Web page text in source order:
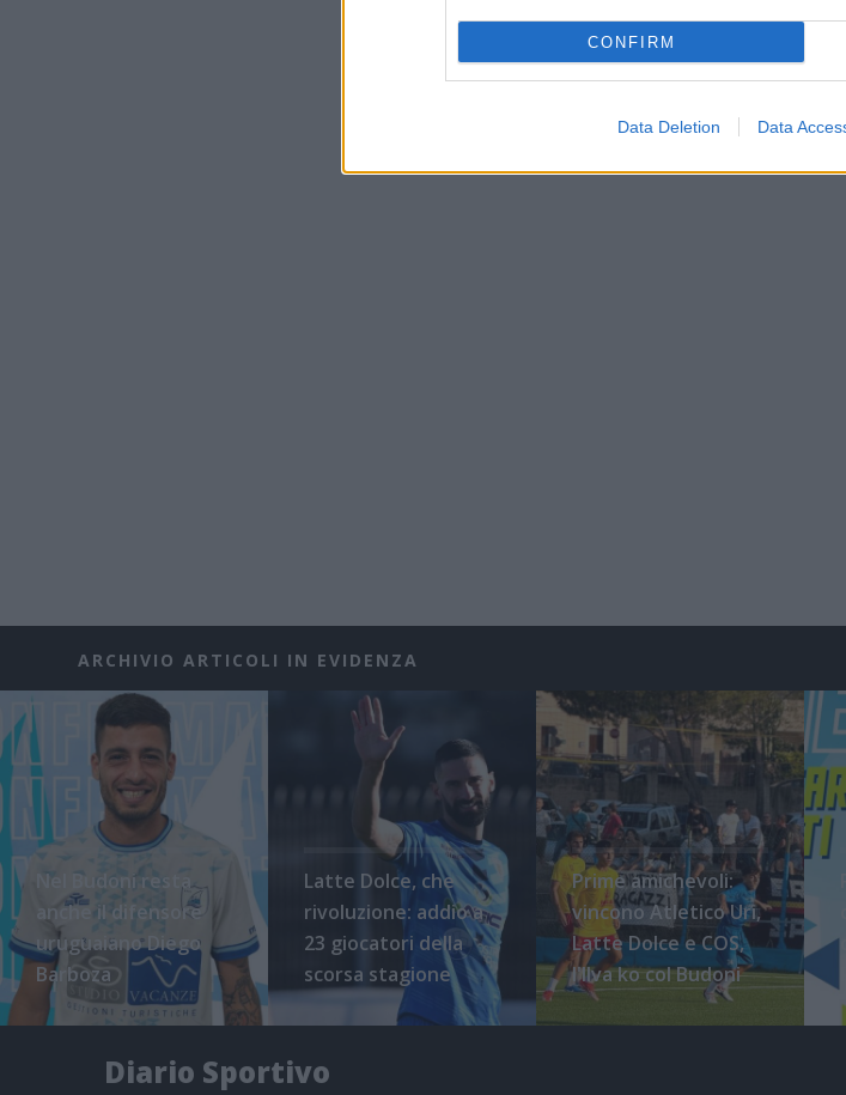
CONFIRM
Data Deletion Data
ARCHIVIO ARTICOLI IN EVIDENZA
Nel Budoni resta
anche il difensore
uruguaiano Diego
Barboza
Latte Dolce, che
rivoluzione: addio a
23 giocatori della
scorsa stagione
Prime amichevoli:
vincono Atletico Uri,
Latte Dolce e COS,
l'Ilva ko col Budoni
Diario Sportivo